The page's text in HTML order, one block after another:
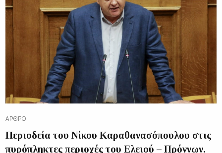
ΆΡΘΡΟ
Περιοδεία του Νίκου Καραθανασόπουλου στις
πυρόπληκτες περιοχές του Ελειού – Πρόννων.